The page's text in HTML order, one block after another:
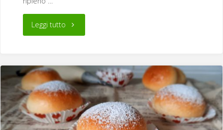
Leggi tutto"Apple